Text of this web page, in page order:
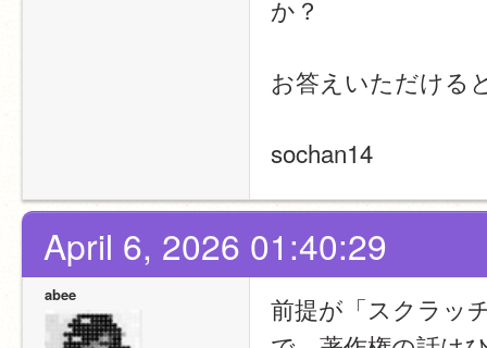
か？
お答えいただける
sochan14
April 6, 2026 01:40:29
abee
前提が「スクラッ